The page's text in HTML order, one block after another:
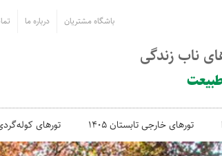
باشگاه مشتریان درباره ما
ناب زندگی
تورهای خارجی تابستان 1405 تورهای